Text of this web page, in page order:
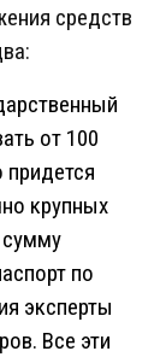
средств
от 100
придется
крупных
по
эксперты
Все эти